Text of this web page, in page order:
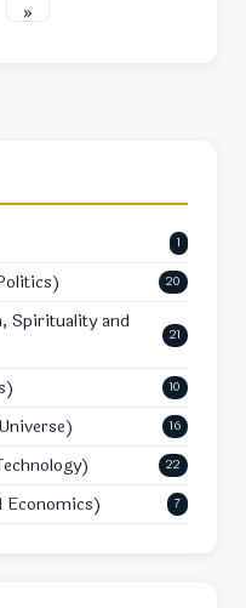
»
1
20
Spirituality and
21
10
16
Technology) 22
Economics) 7